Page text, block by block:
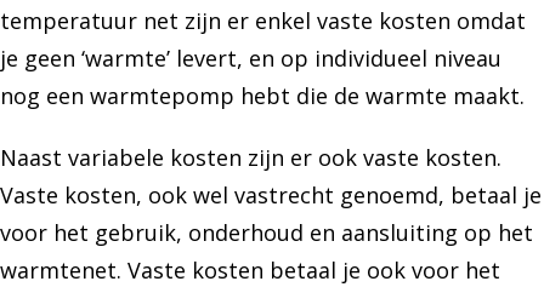
temperatuur net zijn er enkel vaste kosten omdat
je geen ‘warmte’ levert, en op individueel niveau
nog een warmtepomp hebt die de warmte maakt.
Naast variabele kosten zijn er ook vaste kosten.
Vaste kosten, ook wel vastrecht genoemd, betaal je
voor het gebruik, onderhoud en aansluiting op het
warmtenet. Vaste kosten betaal je ook voor het